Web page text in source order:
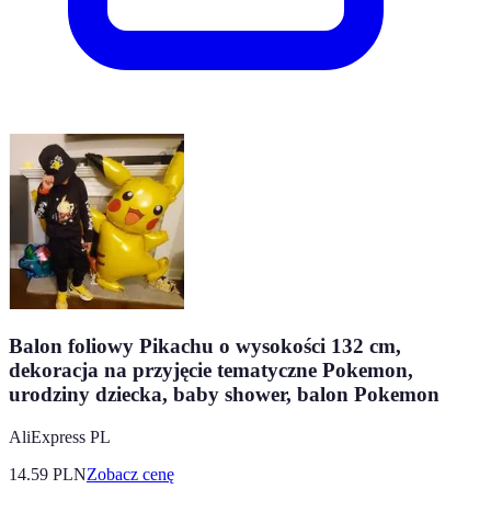
Balon foliowy Pikachu o wysokości 132 cm,
dekoracja na przyjęcie tematyczne Pokemon,
urodziny dziecka, baby shower, balon Pokemon
AliExpress PL
14.59 PLNZobacz cenę